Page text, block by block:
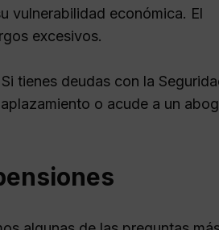
vulnerabilidad económica. El
excesivos.
tienes deudas con la
o acude a un